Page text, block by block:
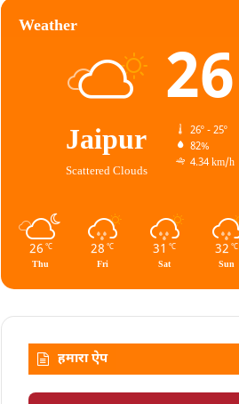
Weather
Jaipur
Scattered Clouds
26
26º - 25º
82%
4.34 km/h
26 ℃
Thu
28 ℃
Fri
31 ℃
Sat
32 ℃
Sun
हमारा ऐप